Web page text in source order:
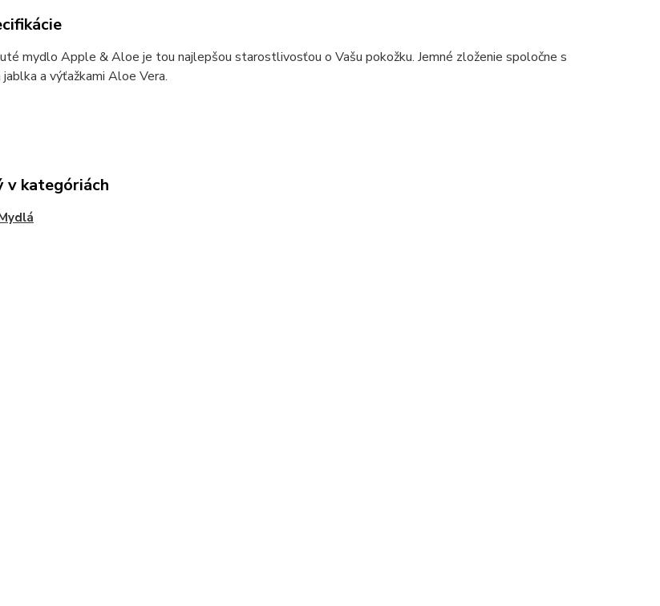
mydlo Apple & Aloe je tou najlepšou starostlivosťou o Vašu pokožku. Jemné zloženie spoločne s
a výťažkami Aloe Vera.
v kategóriách